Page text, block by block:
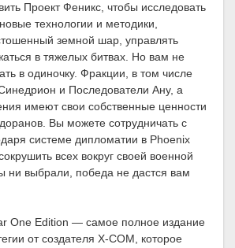
Проект Феникс, чтобы исследовать
технологии и методики,
земной шар, управлять
в тяжелых битвах. Но вам не
в одиночку. Фракции, в том числе
и Последователи Ану, а
имеют свои собственные ценности
Вы можете сотрудничать с
системе дипломатии в Phoenix
всех вокруг своей военной
выбрали, победа не дастся вам
One Edition — самое полное издание
от создателя X-COM, которое